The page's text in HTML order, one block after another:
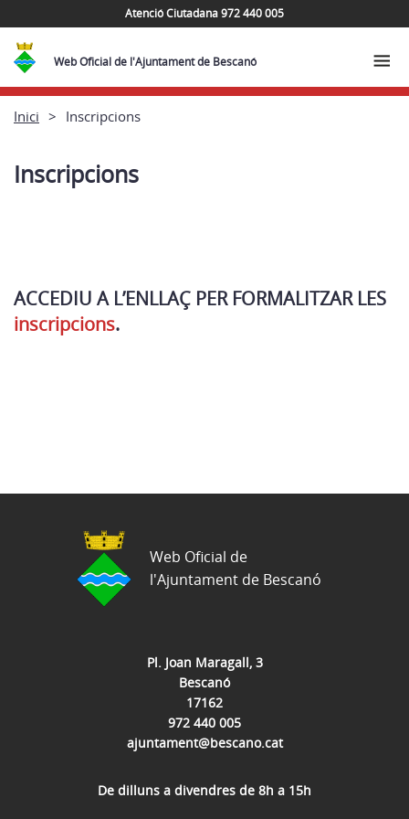
Atenció Ciutadana 972 440 005
Web Oficial de l'Ajuntament de Bescanó
Inici Inscripcions
Inscripcions
ACCEDIU A L’ENLLAÇ PER FORMALITZAR LES
inscripcions.
Pl. Joan Maragall, 3
Bescanó
17162
972 440 005
ajuntament@bescano.cat
De dilluns a divendres de 8h a 15h
Web Oficial de
l'Ajuntament de Bescanó